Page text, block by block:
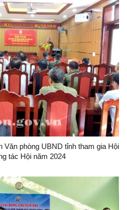
Văn phòng UBND tỉnh tham gia Hội
tác Hội năm 2024